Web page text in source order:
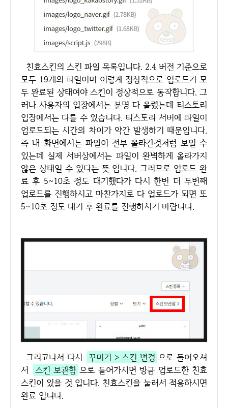
친효스킨의 스킨 파일 목록입니다. 2.4 버전 기준으로
모두 19개의 파일이며 이렇게 정상적으로 업로드가 모
두 완료된 상태여야 스킨이 정상적으로 동작합니다. 그
러나 사용자의 입장에서는 분명 다 올렸는데 티스토리
입장에서는 다를 수 있습니다. 티스토리 서버에 파일이
업로드되는 시간의 차이가 약간 발생하기 때문입니다.
즉 내 화면에서는 파일이 전부 올라간것처럼 보일 수
있는데 실제 서버상에서는 파일이 완벽하게 올라가지
않은 상태일 수 있다는 뜻 입니다. 그러므로 업로드 완
료 후 5~10초 정도 대기했다가 다시 한번 더 두번째
업로드를 진행하시고 마찬가지로 다 업로드가 되면 또
5~10초 정도 대기 후 완료를 진행하시기 바랍니다.
그리고나서 다시 꾸미기 > 스킨 변경 으로 들어오셔
서
스킨 보관함 으로 들어가시면 방금 업로드한 친효
스킨이 있을 것 입니다. 친효스킨을 눌러서 적용하시면
완료 입니다.